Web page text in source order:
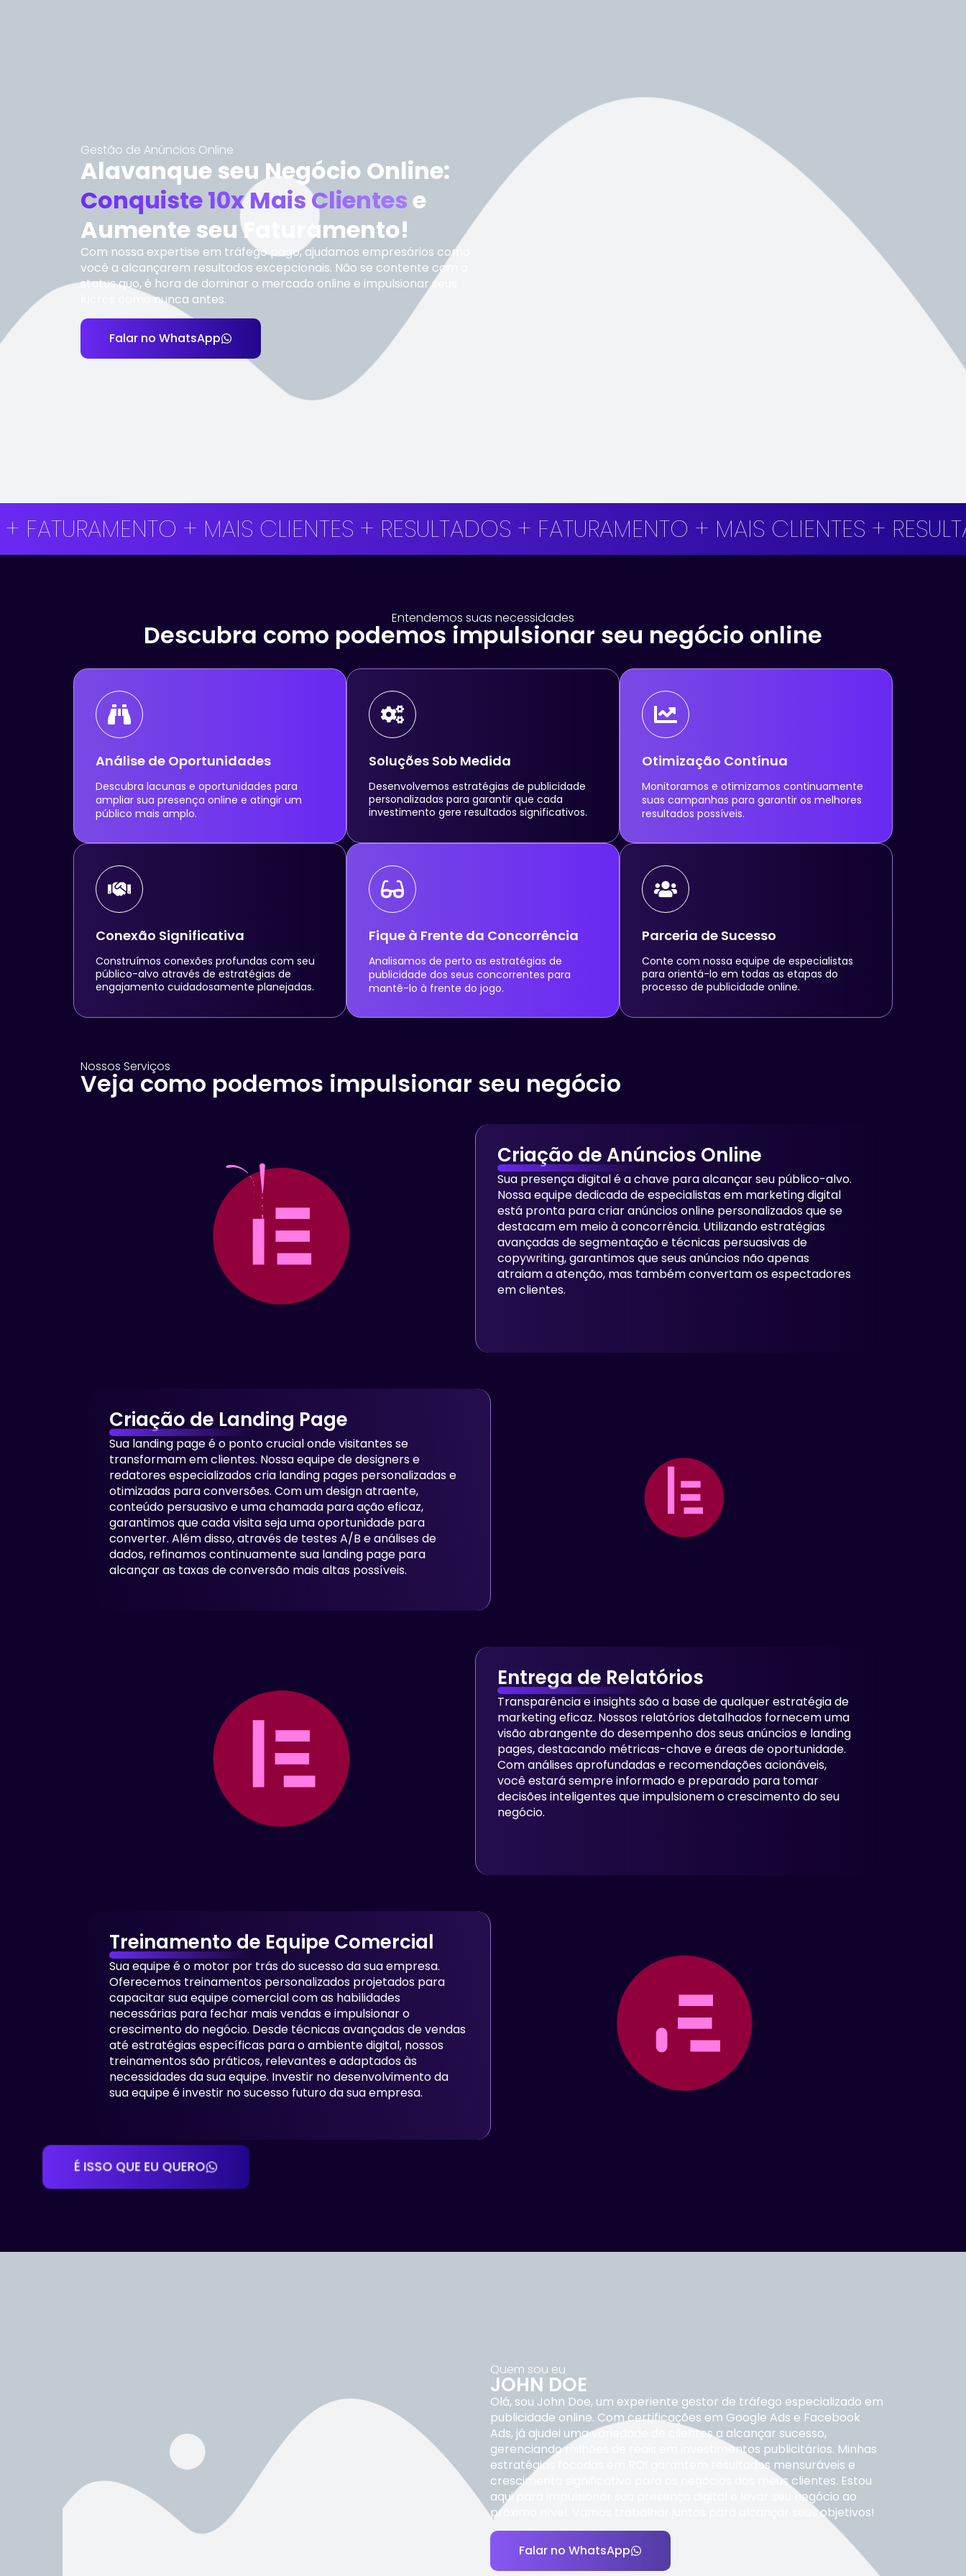
Gestão de Anúncios Online
Alavanque seu Negócio Online:
Conquiste 10x Mais Clientese
Aumente seu Faturamento!
Com nossa expertise em tráfego pago, ajudamos empresários como
você a alcançarem resultados excepcionais. Não se contente com o
status quo, é hora de dominar o mercado online e impulsionar seus
lucros como nunca antes.
Falar no WhatsApp
+ MAIS CLIENTES + RESULTADOS + FATURAMENTO + MAIS CLIENTES + RESULTADOS
Entendemos suas necessidades
Descubra como podemos impulsionar seu negócio online
Análise de Oportunidades
Descubra lacunas e oportunidades para
ampliar sua presença online e atingir um
público mais amplo.
Soluções Sob Medida
Desenvolvemos estratégias de publicidade
personalizadas para garantir que cada
investimento gere resultados significativos.
Otimização Contínua
Monitoramos e otimizamos continuamente
suas campanhas para garantir os melhores
resultados possíveis.
Conexão Significativa
Construímos conexões profundas com seu
público-alvo através de estratégias de
engajamento cuidadosamente planejadas.
Fique à Frente da Concorrência
Analisamos de perto as estratégias de
publicidade dos seus concorrentes para
mantê-lo à frente do jogo.
Parceria de Sucesso
Conte com nossa equipe de especialistas
para orientá-lo em todas as etapas do
processo de publicidade online.
Nossos Serviços
Veja como podemos impulsionar seu negócio
Criação de Anúncios Online
Sua presença digital é a chave para alcançar seu público-alvo.
Nossa equipe dedicada de especialistas em marketing digital
está pronta para criar anúncios online personalizados que se
destacam em meio à concorrência. Utilizando estratégias
avançadas de segmentação e técnicas persuasivas de
copywriting, garantimos que seus anúncios não apenas
atraiam a atenção, mas também convertam os espectadores
em clientes.
Criação de Landing Page
Sua landing page é o ponto crucial onde visitantes se
transformam em clientes. Nossa equipe de designers e
redatores especializados cria landing pages personalizadas e
otimizadas para conversões. Com um design atraente,
conteúdo persuasivo e uma chamada para ação eficaz,
garantimos que cada visita seja uma oportunidade para
converter. Além disso, através de testes A/B e análises de
dados, refinamos continuamente sua landing page para
alcançar as taxas de conversão mais altas possíveis.
Entrega de Relatórios
Transparência e insights são a base de qualquer estratégia de
marketing eficaz. Nossos relatórios detalhados fornecem uma
visão abrangente do desempenho dos seus anúncios e landing
pages, destacando métricas-chave e áreas de oportunidade.
Com análises aprofundadas e recomendações acionáveis,
você estará sempre informado e preparado para tomar
decisões inteligentes que impulsionem o crescimento do seu
negócio.
Treinamento de Equipe Comercial
Sua equipe é o motor por trás do sucesso da sua empresa.
Oferecemos treinamentos personalizados projetados para
capacitar sua equipe comercial com as habilidades
necessárias para fechar mais vendas e impulsionar o
crescimento do negócio. Desde técnicas avançadas de vendas
até estratégias específicas para o ambiente digital, nossos
treinamentos são práticos, relevantes e adaptados às
necessidades da sua equipe. Investir no desenvolvimento da
sua equipe é investir no sucesso futuro da sua empresa.
É ISSO QUE EU QUERO
Quem sou eu
JOHN DOE
Olá, sou John Doe, um experiente gestor de tráfego especializado em
publicidade online. Com certificações em Google Ads e Facebook
Ads, já ajudei uma variedade de clientes a alcançar sucesso,
gerenciando milhões de reais em investimentos publicitários. Minhas
estratégias focadas em ROI garantem resultados mensuráveis e
crescimento significativo para os negócios dos meus clientes. Estou
aqui para impulsionar sua presença digital e levar seu negócio ao
próximo nível. Vamos trabalhar juntos para alcançar seus objetivos!
Falar no WhatsApp